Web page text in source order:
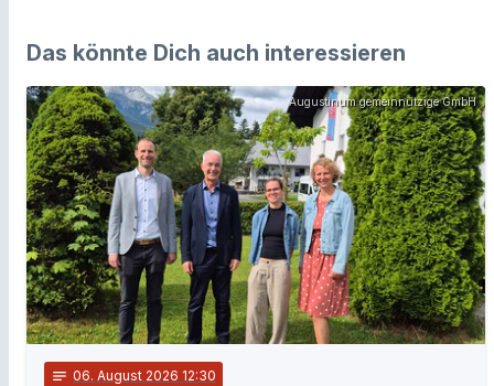
Das könnte Dich auch interessieren
Augustinum gemeinnützige GmbH
notes 06. August 2026 12:30